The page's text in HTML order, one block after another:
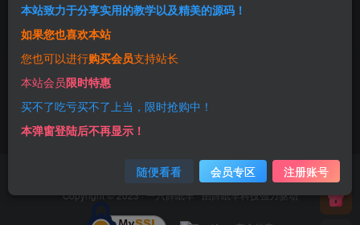
优质网站 干货分享
免责声明 商业合作 净网行动
Copyright © 2023 ·一只薛眠羊· 由薛眠羊科技强力驱动
本站致力于分享实用的教学以及精美的源码！
如果您也喜欢本站
您也可以进行购买会员支持站长
本站会员限时特惠
买不了吃亏买不了上当，限时抢购中！
本弹窗登陆后不再显示！
随便看看 会员专区 注册账号